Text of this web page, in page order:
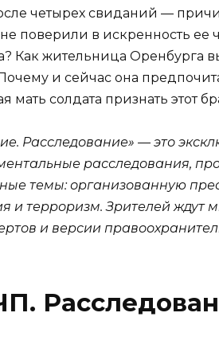
четырех свиданий —
поверили в искренность ее
Как жительница Оренбурга
и сейчас она
солдата признать этот
Расследование» — это
расследования,
темы: организованную
и терроризм. Зрителей ждут
и версии